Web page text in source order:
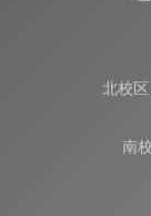
北校
南